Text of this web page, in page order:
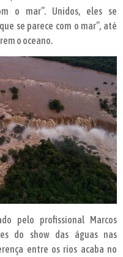
o mar”. Unidos, eles se
se parece com o mar”, até
o oceano.
pelo profissional Marcos
do show das águas nas
entre os rios acaba no